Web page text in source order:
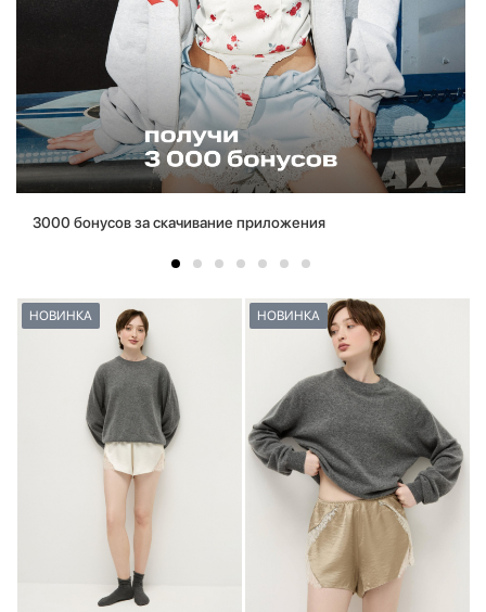
3000 бонусов за скачивание приложения
НОВИНКА НОВИНКА